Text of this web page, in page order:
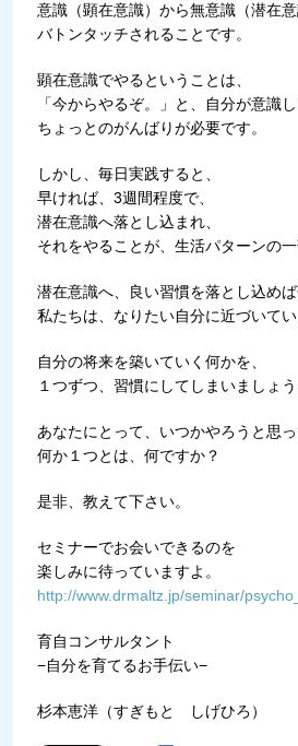
意識（顕在意識）から無意識（潜在意
バトンタッチされることです。
顕在意識でやるということは、
「今からやるぞ。」と、自分が意識
ちょっとのがんばりが必要です。
しかし、毎日実践すると、
早ければ、3週間程度で、
潜在意識へ落とし込まれ、
それをやることが、生活パターンの
潜在意識へ、良い習慣を落とし込めば
私たちは、なりたい自分に近づいてい
自分の将来を築いていく何かを、
１つずつ、習慣にしてしまいましょう
あなたにとって、いつかやろうと思
何か１つとは、何ですか？
是非、教えて下さい。
セミナーでお会いできるのを
楽しみに待っていますよ。
http://www.drmaltz.jp/seminar/
育自コンサルタント
−自分を育てるお手伝い−
杉本恵洋（すぎもと しげひろ）